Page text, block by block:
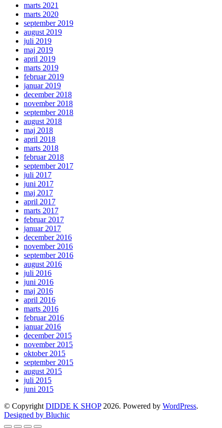
marts 2021
marts 2020
september 2019
august 2019
juli 2019
maj 2019
april 2019
marts 2019
februar 2019
januar 2019
december 2018
november 2018
september 2018
august 2018
maj 2018
april 2018
marts 2018
februar 2018
september 2017
juli 2017
juni 2017
maj 2017
april 2017
marts 2017
februar 2017
januar 2017
december 2016
november 2016
september 2016
august 2016
juli 2016
juni 2016
maj 2016
april 2016
marts 2016
februar 2016
januar 2016
december 2015
november 2015
oktober 2015
september 2015
august 2015
juli 2015
juni 2015
© Copyright DIDDE K SHOP2026. Powered by WordPress.
Designed by Bluchic